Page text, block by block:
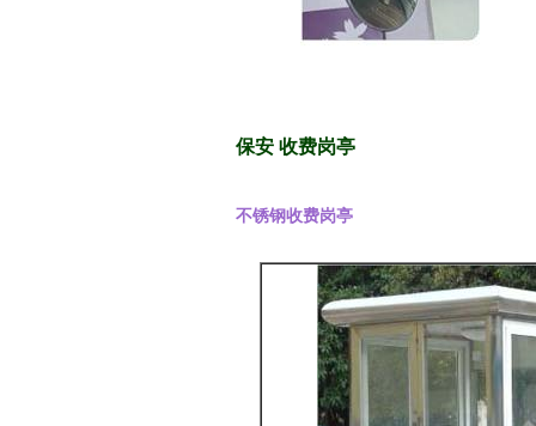
保安 收费岗亭
不锈钢收费岗亭